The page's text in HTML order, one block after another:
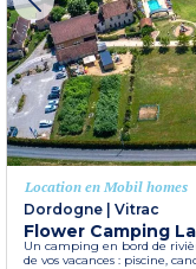
Location en Mobil homes
Dordogne | Vitrac
Flower Camping
Un camping en bord de
de vos vacances : piscine,